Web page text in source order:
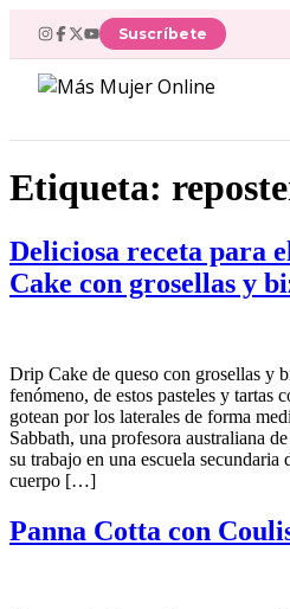
contenido
Suscríbete
Etiqueta:
Deliciosa receta para
Cake con grosellas y
Drip Cake de queso con grosellas y
fenómeno, de estos pasteles y tartas
gotean por los laterales de forma
Sabbath, una profesora australiana
su trabajo en una escuela secundaria
cuerpo […]
Panna Cotta con